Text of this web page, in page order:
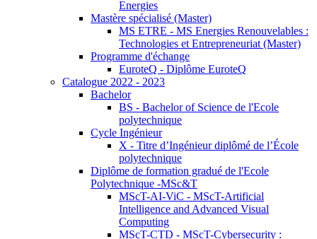
Energies
Mastère spécialisé (Master)
MS ETRE - MS Energies Renouvelables :
Technologies et Entrepreneuriat (Master)
Programme d'échange
EuroteQ - Diplôme EuroteQ
Catalogue 2022 - 2023
Bachelor
BS - Bachelor of Science de l'Ecole
polytechnique
Cycle Ingénieur
X - Titre d’Ingénieur diplômé de l’École
polytechnique
Diplôme de formation gradué de l'Ecole
Polytechnique -MSc&T
MScT-AI-ViC - MScT-Artificial
Intelligence and Advanced Visual
Computing
MScT-CTD - MScT-Cybersecurity :